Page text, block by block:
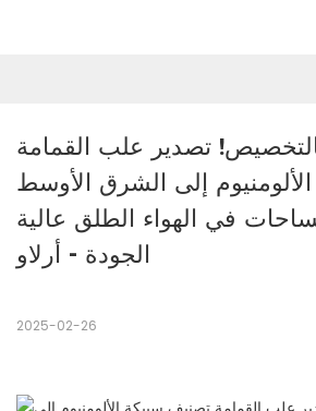
تصدير علب القمامة
إلى الشرق الأوسط
في الهواء الطلق عالية
الجودة - أرلاو
2025-02-26